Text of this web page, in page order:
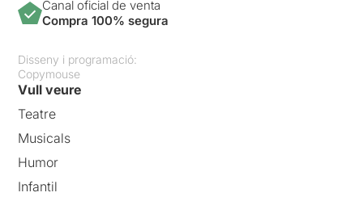
Canal oficial de venta
Compra 100% segura
Disseny i programació:
Copymouse
Vull veure
Teatre
Musicals
Humor
Infantil